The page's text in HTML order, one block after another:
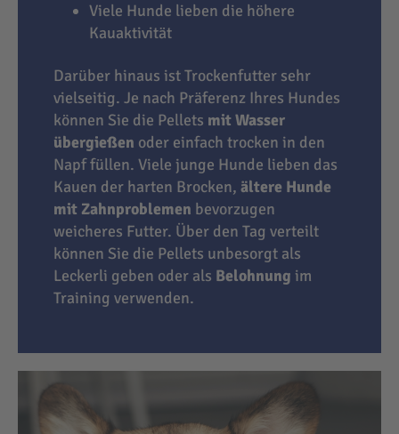
Viele Hunde lieben die höhere
Kauaktivität
Darüber hinaus ist Trockenfutter sehr
vielseitig. Je nach Präferenz Ihres Hundes
können Sie die Pellets mit Wasser
übergießen oder einfach trocken in den
Napf füllen. Viele junge Hunde lieben das
Kauen der harten Brocken, ältere Hunde
mit Zahnproblemen bevorzugen
weicheres Futter. Über den Tag verteilt
können Sie die Pellets unbesorgt als
Leckerli geben oder als Belohnung im
Training verwenden.